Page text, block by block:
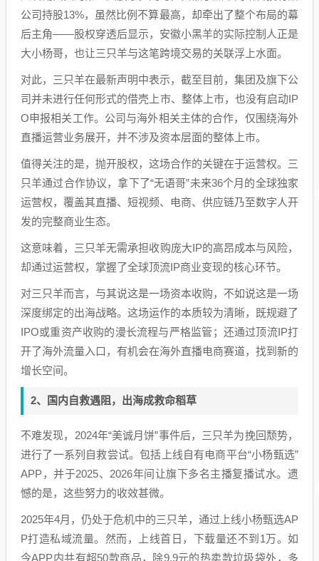
公司持股13%，虽然比例不算最高，却牵出了整个布局的幕
后主角——股权穿透后显示，安徽小黑羊的实际控制人正是
大小杨哥，也让三只羊与这笔跨境交易的关联浮上水面。
对此，三只羊在最新声明中表示，截至目前，集团及旗下公
司并未进行任何形式的借壳上市、整体上市，也没有启动IP
O申报相关工作。公司与海外相关主体的合作，仅围绕海外
直播运营业务展开，并不涉及资本层面的整体上市。
值得关注的是，抛开股权，这场合作的关键在于运营权。三
只羊通过合作协议，拿下了“无语哥”未来36个月的全球独家
运营权，覆盖其直播、短视频、电商、供应链乃至数字人开
发的完整商业生态。
这意味着，三只羊无需承担收购庞大IP的高昂成本与风险，
却通过运营权，掌握了全球顶流IP商业变现的核心环节。
对三只羊而言，与其说这是一场资本收购，不如说这是一场
深度绑定的出海战略。这场运作的本质较为清晰，既规避了
IPO或重资产收购的漫长流程与严格监管；还通过顶流IP打
开了海外流量入口，有机会在海外直播电商赛道，找到新的
增长空间。
2、国内自救遇阻，出海成救命稻草
不难发现，2024年“美诚月饼”事件后，三只羊为挽回颓势，
进行了一系列自救尝试。包括上线自有电商平台“小杨甄选”
APP，并于2025、2026年间让旗下多名主播复播试水。遗
憾的是，这些努力的收效甚微。
2025年4月，仍处于危机中的三只羊，通过上线小杨甄选AP
P打造私域流量。然而，上线首日，下载量还不到1万。如
今APP内共有超50款商品，除9.9元的热卖款垃圾袋外，多